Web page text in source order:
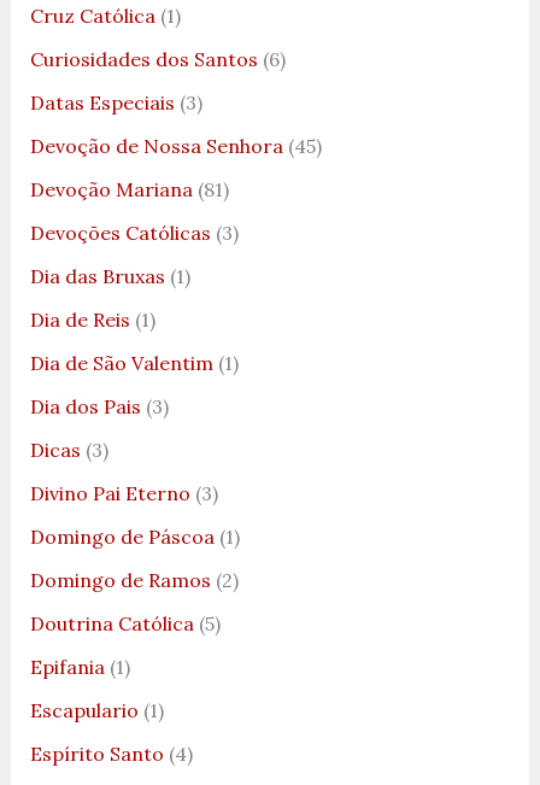
Cruz Católica(1)
Curiosidades dos Santos (6)
Datas Especiais (3)
Devoção de Nossa Senhora(45)
Devoção Mariana(81)
Devoções Católicas (3)
Dia das Bruxas (1)
Dia de Reis (1)
Dia de São Valentim(1)
Dia dos Pais (3)
Dicas (3)
Divino Pai Eterno (3)
Domingo de Páscoa(1)
Domingo de Ramos (2)
Doutrina Católica(5)
Epifania(1)
Escapulario (1)
Espírito Santo (4)